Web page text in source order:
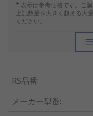
* 表示は参考価格です。ご
上記数量を大きく超える大
ください。
RS品番:
メーカー型番: